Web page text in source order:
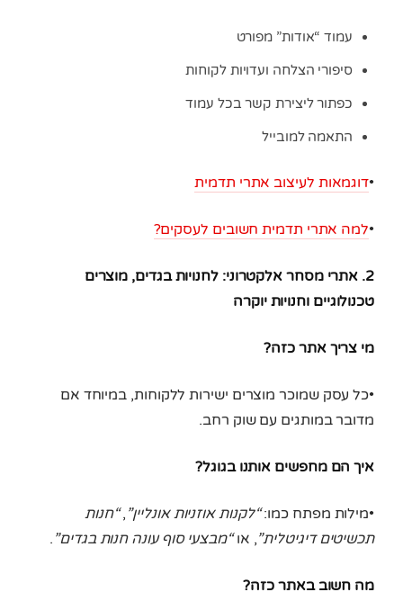
עמוד “אודות” מפורט
סיפורי הצלחה ועדויות לקוחות
כפתור ליצירת קשר בכל עמוד
התאמה למובייל
•דוגמאות לעיצוב אתרי תדמית
•למה אתרי תדמית חשובים לעסקים?
2. אתרי מסחר אלקטרוני: לחנויות בגדים, מוצרים
טכנולוגיים וחנויות יוקרה
מי צריך אתר כזה?
•כל עסק שמוכר מוצרים ישירות ללקוחות, במיוחד אם
מדובר במותגים עם שוק רחב.
איך הם מחפשים אותנו בגוגל?
•מילות מפתח כמו:“לקנות אוזניות אונליין” ,“חנות
תכשיטים דיגיטלית”, או“מבצעי סוף עונה חנות בגדים” .
מה חשוב באתר כזה?